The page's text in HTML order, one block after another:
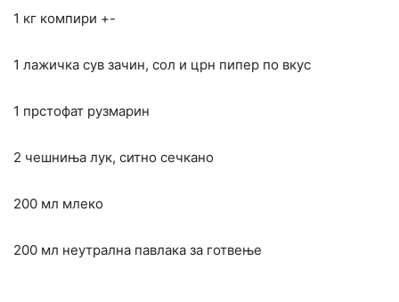
1 кг компири +-
1 лажичка сув зачин, сол и црн пипер по вкус
1 прстофат рузмарин
2 чешниња лук, ситно сечкано
200 мл млеко
200 мл неутрална павлака за готвење